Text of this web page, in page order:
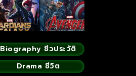
Biography ชีวประวัติ
Drama ชีวิต